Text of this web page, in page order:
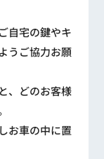
自宅の鍵やキ
うご協力お願
、どのお客様
お車の中に置